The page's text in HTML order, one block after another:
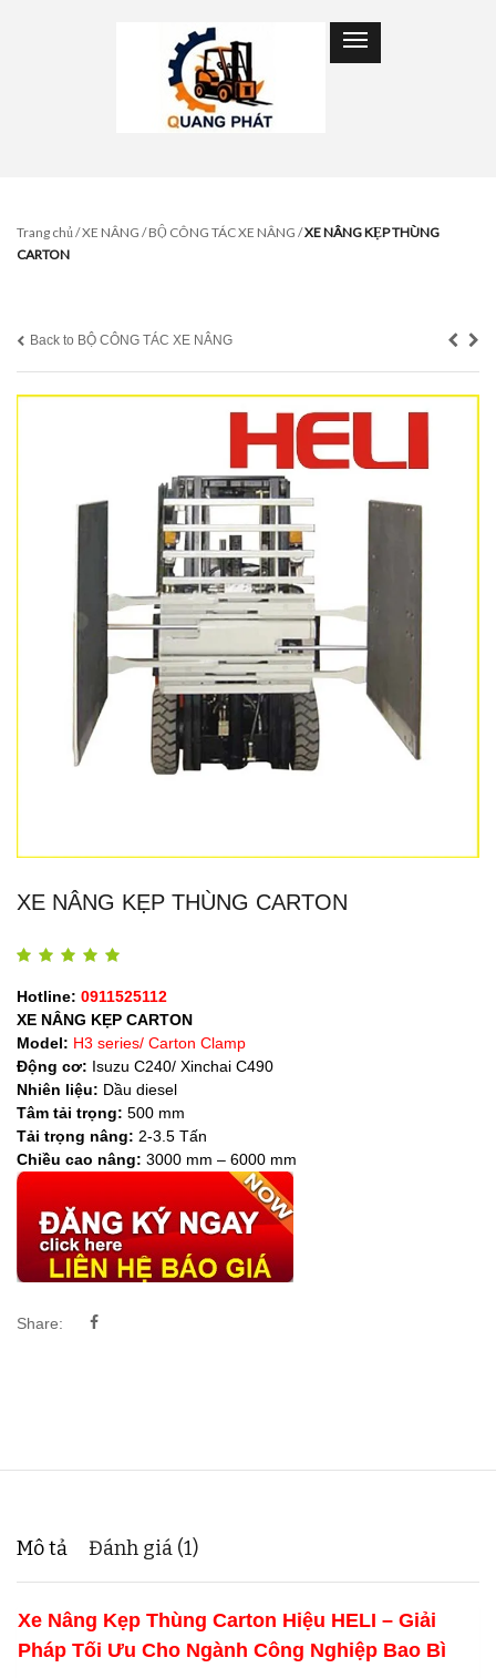
Trang chủ/XE NÂNG /BỘ CÔNG TÁC XE NÂNG /XE NÂNG KẸP THÙNG
CARTON
Back to BỘ CÔNG TÁC XE NÂNG
XE NÂNG KẸP THÙNG CARTON
Hotline: 0911525112
XE NÂNG KẸP CARTON
Model: H3 series/ Carton Clamp
Động cơ: Isuzu C240/ Xinchai C490
Nhiên liệu: Dầu diesel
Tâm tải trọng: 500 mm
Tải trọng nâng: 2-3.5 Tấn
Chiều cao nâng: 3000 mm – 6000 mm
Share:
Mô tả Đánh giá (1)
Xe Nâng Kẹp Thùng Carton Hiệu HELI – Giải
Pháp Tối Ưu Cho Ngành Công Nghiệp Bao Bì